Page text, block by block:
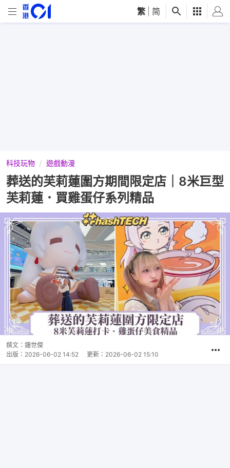
繁 简
科技玩物 遊戲動漫
葬送的芙莉蓮圍方期間限定店｜8米巨型
芙莉蓮．買雞蛋仔系列精品
撰文： 鍾世傑
出版： 2026-06-02 14:52 更新： 2026-06-02 15:10